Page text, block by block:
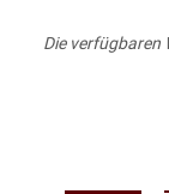
Die ver­füg­ba­ren